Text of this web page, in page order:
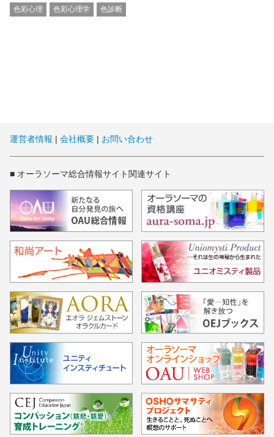
色彩心理 色彩心理学 色診断
運営者情報 | 会社概要 | お問い合わせ
■ オーラソーマ総合情報サイト関連サイト